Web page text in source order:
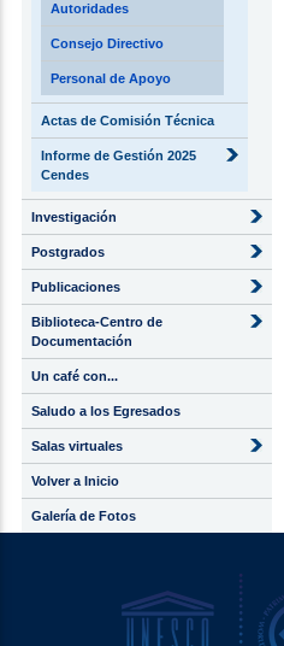
Autoridades
Consejo Directivo
Personal de Apoyo
Actas de Comisión Técnica
Informe de Gestión 2025
Cendes
Investigación
Postgrados
Publicaciones
Biblioteca-Centro de
Documentación
Un café con...
Saludo a los Egresados
Salas virtuales
Volver a Inicio
Galería de Fotos